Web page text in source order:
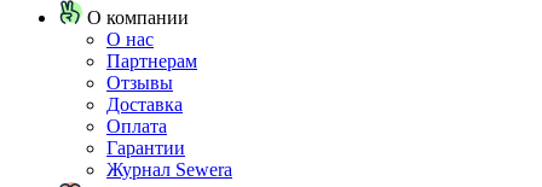
О компании
О нас
Партнерам
Отзывы
Доставка
Оплата
Гарантии
Журнал Sewera